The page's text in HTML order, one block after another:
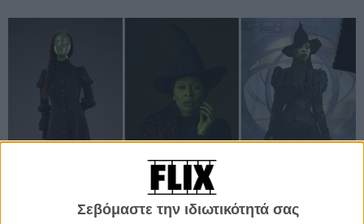
Σεβόμαστε την ιδιωτικότητά σας